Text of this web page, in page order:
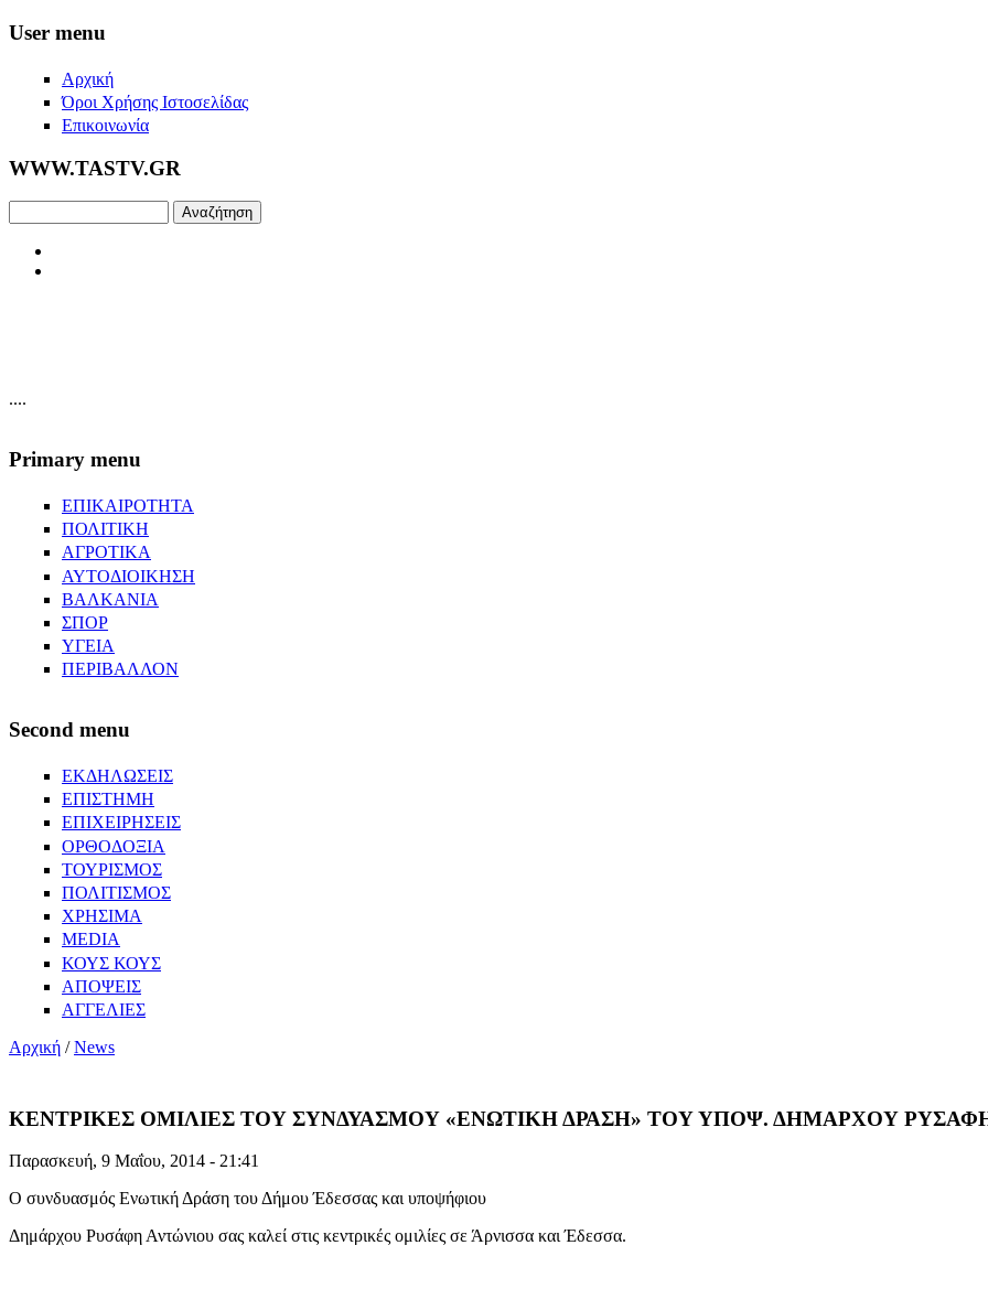
Skip to main content
User menu
Αρχική
Όροι Χρήσης Ιστοσελίδας
Επικοινωνία
WWW.TASTV.GR
....
Primary menu
ΕΠΙΚΑΙΡΟΤΗΤΑ
ΠΟΛΙΤΙΚΗ
ΑΓΡΟΤΙΚΑ
ΑΥΤΟΔΙΟΙΚΗΣΗ
ΒΑΛΚΑΝΙΑ
ΣΠΟΡ
ΥΓΕΙΑ
ΠΕΡΙΒΑΛΛΟΝ
Second menu
ΕΚΔΗΛΩΣΕΙΣ
ΕΠΙΣΤΗΜΗ
ΕΠΙΧΕΙΡΗΣΕΙΣ
ΟΡΘΟΔΟΞΙΑ
ΤΟΥΡΙΣΜΟΣ
ΠΟΛΙΤΙΣΜΟΣ
ΧΡΗΣΙΜΑ
MEDIA
ΚΟΥΣ ΚΟΥΣ
ΑΠΟΨΕΙΣ
ΑΓΓΕΛΙΕΣ
Αρχική /News
ΚΕΝΤΡΙΚΕΣ ΟΜΙΛΙΕΣ ΤΟΥ ΣΥΝΔΥΑΣΜΟΥ «ΕΝΩΤΙΚΗ ΔΡΑΣΗ» ΤΟΥ ΥΠΟΨ. ΔΗΜΑΡΧΟΥ
Παρασκευή, 9 Μαΐου, 2014 - 21:41
Ο συνδυασμός Ενωτική Δράση του Δήμου Έδεσσας και υποψήφιου
Δημάρχου Ρυσάφη Αντώνιου σας καλεί στις κεντρικές ομιλίες σε Άρνισσα και Έδεσσα.